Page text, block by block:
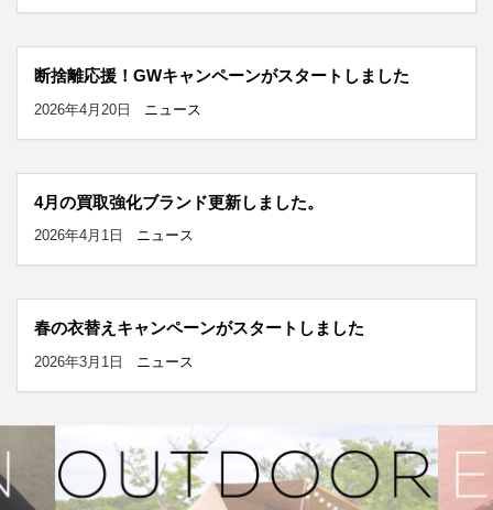
断捨離応援！GWキャンペーンがスタートしました
2026年4月20日 ニュース
4月の買取強化ブランド更新しました。
2026年4月1日 ニュース
春の衣替えキャンペーンがスタートしました
2026年3月1日 ニュース